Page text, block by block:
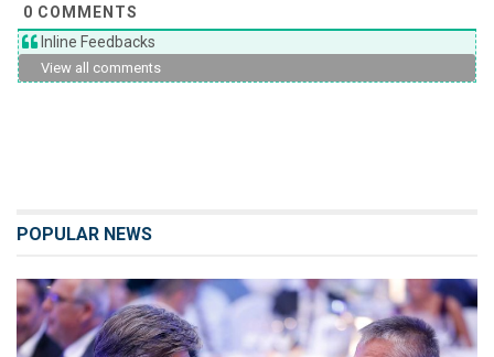
0 COMMENTS
Inline Feedbacks
View all comments
POPULAR NEWS